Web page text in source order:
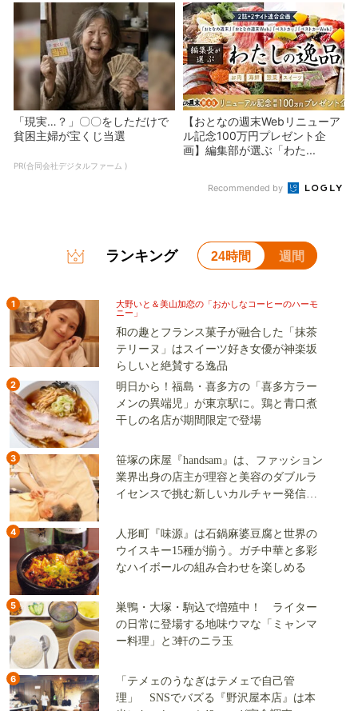
「現実…？」〇〇をしただけで
貧困主婦が宝くじ当選
PR(合同会社デジタルファーム )
【おとなの週末Webリニューア
ル記念100万円プレゼント企
画】編集部が選ぶ「わた...
Recommended by
ランキング 24時間 週間
1
大野いと＆美山加恋の「おかしなコーヒーのハーモ
ニー」
和の趣とフランス菓子が融合した「抹茶
テリーヌ」はスイーツ好き女優が神楽坂
らしいと絶賛する逸品
2
明日から！福島・喜多方の「喜多方ラー
メンの異端児」が東京駅に。鶏と青口煮
干しの名店が期間限定で登場
3
笹塚の床屋『handsam』は、ファッション
業界出身の店主が理容と美容のダブルラ
イセンスで挑む新しいカルチャー発信基
4
人形町『味源』は石鍋麻婆豆腐と世界の
ウイスキー15種が揃う。ガチ中華と多彩
なハイボールの組み合わせを楽しめる
5
巣鴨・大塚・駒込で増殖中！ ライター
の日常に登場する地味ウマな「ミャンマ
ー料理」と3軒のニラ玉
6
「テメェのうなぎはテメェで自己管
理」 SNSでバズる『野沢屋本店』は本